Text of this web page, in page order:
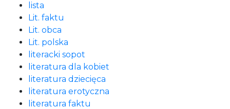
lista
Lit. faktu
Lit. obca
Lit. polska
literacki sopot
literatura dla kobiet
literatura dziecięca
literatura erotyczna
literatura faktu